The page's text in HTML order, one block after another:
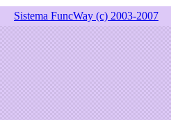
Sistema FuncWay (c) 2003-2007